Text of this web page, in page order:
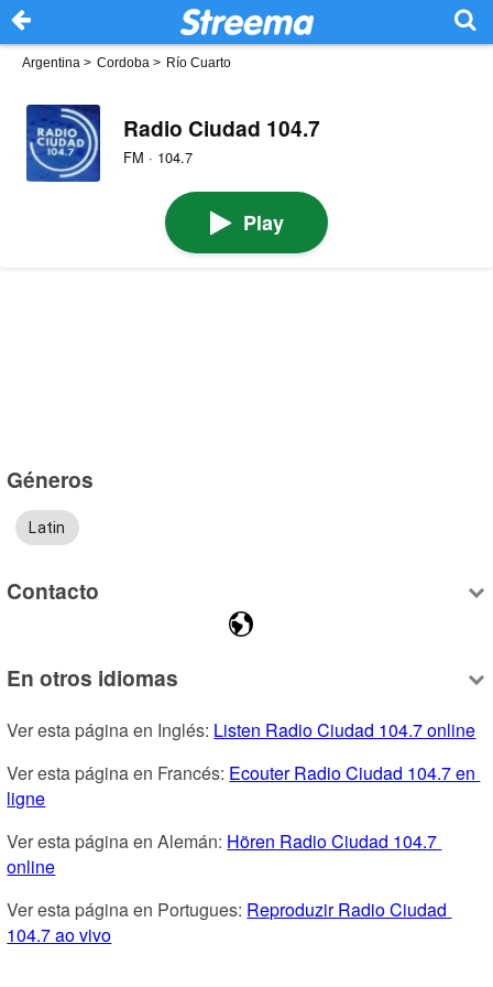
Argentina > Cordoba > Río Cuarto
Radio Ciudad 104.7
FM · 104.7
Play
Géneros
Latin
Contacto
En otros idiomas
Ver esta página en Inglés: Listen Radio Ciudad 104.7 online
Ver esta página en Francés: Ecouter Radio Ciudad 104.7 en
ligne
Ver esta página en Alemán: Hören Radio Ciudad 104.7
online
Ver esta página en Portugues: Reproduzir Radio Ciudad
104.7 ao vivo